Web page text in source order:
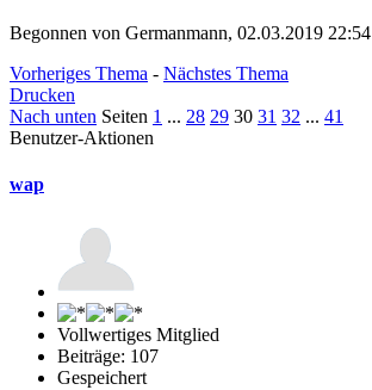
Begonnen von Germanmann, 02.03.2019 22:54
Vorheriges Thema - Nächstes Thema
Drucken
Nach unten Seiten 1 ... 28 29 30 31 32 ... 41
Benutzer-Aktionen
wap
Vollwertiges Mitglied
Beiträge: 107
Gespeichert